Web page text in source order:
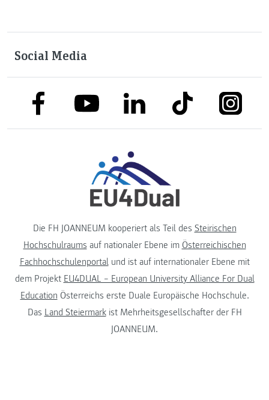
Social Media
link to facebooklink to youtubelink to linkedinlink to tiktok link to
Die FH JOANNEUM kooperiert als Teil des Steirischen
Hochschulraums auf nationaler Ebene im Österreichischen
Fachhochschulenportalund ist auf internationaler Ebene mit
dem Projekt EU4DUAL – European University Alliance For Dual
Education Österreichs erste Duale Europäische Hochschule.
Das Land Steiermarkist Mehrheitsgesellschafter der FH
JOANNEUM.